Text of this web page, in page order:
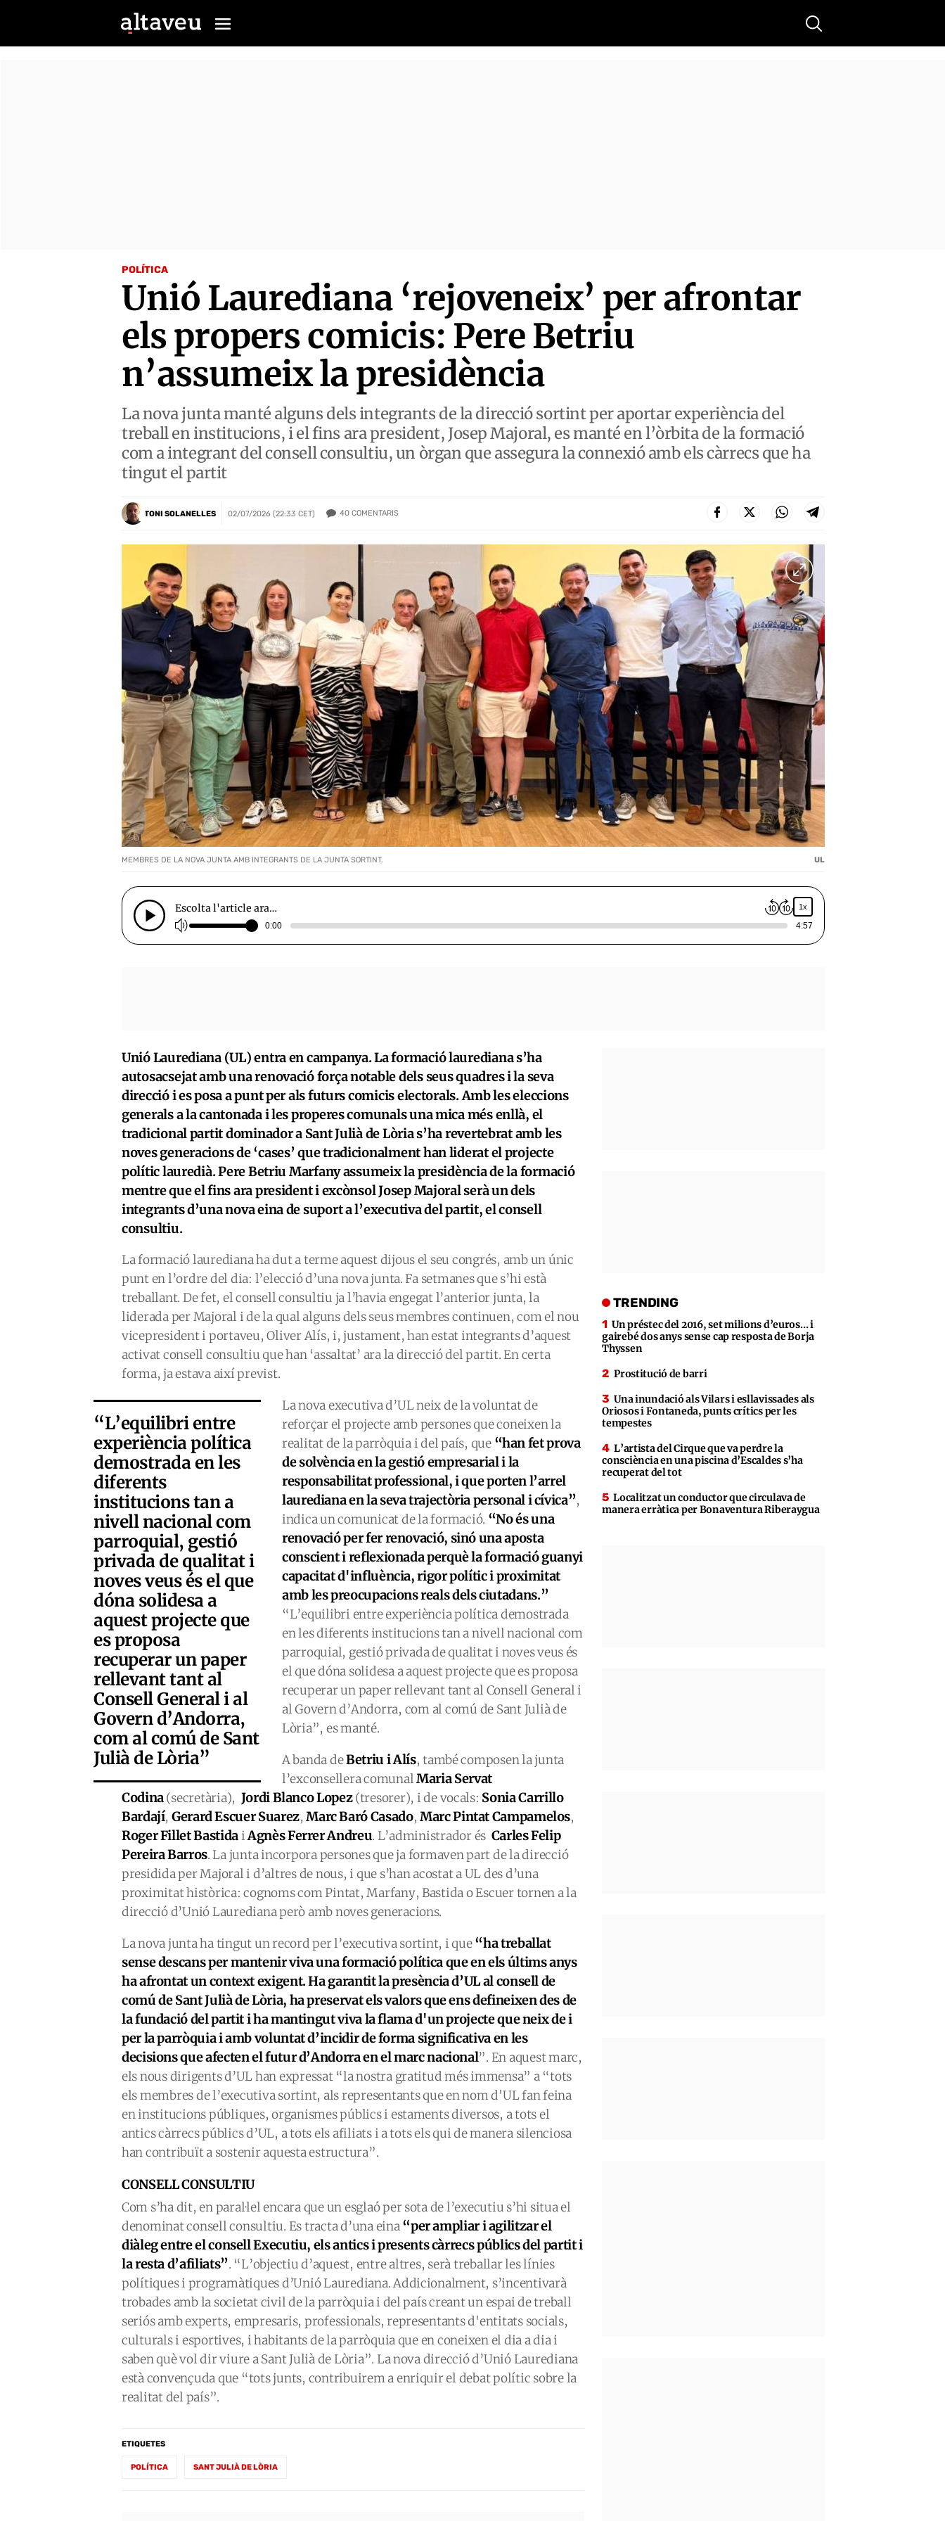
Buscar
POLÍTICA
Unió Laurediana ‘rejoveneix’ per afrontar
els propers comicis: Pere Betriu
n’assumeix la presidència
La nova junta manté alguns dels integrants de la direcció sortint per aportar experiència del
treball en institucions, i el fins ara president, Josep Majoral, es manté en l’òrbita de la formació
com a integrant del consell consultiu, un òrgan que assegura la connexió amb els càrrecs que ha
tingut el partit
TONI SOLANELLES 02/07/2026 (22:33 CET) 40 COMENTARIS
MEMBRES DE LA NOVA JUNTA AMB INTEGRANTS DE LA JUNTA SORTINT. UL
Escolta l'article ara… 1x
0:00 4:57
Unió Laurediana (UL) entra en campanya. La formació laurediana s’ha
autosacsejat amb una renovació força notable dels seus quadres i la seva
direcció i es posa a punt per als futurs comicis electorals. Amb les eleccions
generals a la cantonada i les properes comunals una mica més enllà, el
tradicional partit dominador a Sant Julià de Lòria s’ha revertebrat amb les
noves generacions de ‘cases’ que tradicionalment han liderat el projecte
polític lauredià. Pere Betriu Marfany assumeix la presidència de la formació
mentre que el fins ara president i excònsol Josep Majoral serà un dels
integrants d’una nova eina de suport a l’executiva del partit, el consell
consultiu.
La formació laurediana ha dut a terme aquest dijous el seu congrés, amb un únic
punt en l’ordre del dia: l’elecció d’una nova junta. Fa setmanes que s’hi està
treballant. De fet, el consell consultiu ja l’havia engegat l’anterior junta, la
liderada per Majoral i de la qual alguns dels seus membres continuen, com el nou
vicepresident i portaveu, Oliver Alís, i, justament, han estat integrants d’aquest
activat consell consultiu que han ‘assaltat’ ara la direcció del partit. En certa
forma, ja estava així previst.
“L’equilibri entre
experiència política
demostrada en les
diferents
institucions tan a
nivell nacional com
parroquial, gestió
privada de qualitat i
noves veus és el que
dóna solidesa a
aquest projecte que
es proposa
recuperar un paper
rellevant tant al
Consell General i al
Govern d’Andorra,
com al comú de Sant
Julià de Lòria”
La nova executiva d’UL neix de la voluntat de
reforçar el projecte amb persones que coneixen la
realitat de la parròquia i del país, que “han fet prova
de solvència en la gestió empresarial i la
responsabilitat professional, i que porten l’arrel
laurediana en la seva trajectòria personal i cívica”,
indica un comunicat de la formació. “No és una
renovació per fer renovació, sinó una aposta
conscient i reflexionada perquè la formació guanyi
capacitat d'influència, rigor polític i proximitat
amb les preocupacions reals dels ciutadans.”
“L’equilibri entre experiència política demostrada
en les diferents institucions tan a nivell nacional com
parroquial, gestió privada de qualitat i noves veus és
el que dóna solidesa a aquest projecte que es proposa
recuperar un paper rellevant tant al Consell General i
al Govern d’Andorra, com al comú de Sant Julià de
Lòria”, es manté.
A banda deBetriu i Alís, també composen la junta
l’exconsellera comunalMaria Servat
Codina(secretària), Jordi Blanco Lopez(tresorer), i de vocals: Sonia Carrillo
Bardají, Gerard Escuer Suarez,Marc Baró Casado,Marc Pintat Campamelos,
Roger Fillet BastidaiAgnès Ferrer Andreu. L’administrador és Carles Felip
Pereira Barros. La junta incorpora persones que ja formaven part de la direcció
presidida per Majoral i d’altres de nous, i que s’han acostat a UL des d’una
proximitat històrica: cognoms com Pintat, Marfany, Bastida o Escuer tornen a la
direcció d’Unió Laurediana però amb noves generacions.
La nova junta ha tingut un record per l’executiva sortint, i que“ha treballat
sense descans per mantenir viva una formació política que en els últims anys
ha afrontat un context exigent. Ha garantit la presència d’UL al consell de
comú de Sant Julià de Lòria, ha preservat els valors que ens defineixen des de
la fundació del partit i ha mantingut viva la flama d'un projecte que neix de i
per la parròquia i amb voluntat d’incidir de forma significativa en les
decisions que afecten el futur d’Andorra en el marc nacional”. En aquest marc,
els nous dirigents d’UL han expressat “la nostra gratitud més immensa” a “tots
els membres de l’executiva sortint, als representants que en nom d'UL fan feina
en institucions públiques, organismes públics i estaments diversos, a tots el
antics càrrecs públics d’UL, a tots els afiliats i a tots els qui de manera silenciosa
han contribuït a sostenir aquesta estructura”.
CONSELL CONSULTIU
Com s’ha dit, en paral·lel encara que un esglaó per sota de l’executiu s’hi situa el
denominat consell consultiu. Es tracta d’una eina“per ampliar i agilitzar el
diàleg entre el consell Executiu, els antics i presents càrrecs públics del partit i
la resta d’afiliats”. “L’objectiu d’aquest, entre altres, serà treballar les línies
polítiques i programàtiques d’Unió Laurediana. Addicionalment, s’incentivarà
trobades amb la societat civil de la parròquia i del país creant un espai de treball
seriós amb experts, empresaris, professionals, representants d'entitats socials,
culturals i esportives, i habitants de la parròquia que en coneixen el dia a dia i
saben què vol dir viure a Sant Julià de Lòria”. La nova direcció d’Unió Laurediana
està convençuda que “tots junts, contribuirem a enriquir el debat polític sobre la
realitat del país”.
ETIQUETES
POLÍTICA SANT JULIÀ DE LÒRIA
TRENDING
Un préstec del 2016, set milions d’euros… i
gairebé dos anys sense cap resposta de Borja
Thyssen
Prostitució de barri
Una inundació als Vilars i esllavissades als
Oriosos i Fontaneda, punts crítics per les
tempestes
L’artista del Cirque que va perdre la
consciència en una piscina d’Escaldes s’ha
recuperat del tot
Localitzat un conductor que circulava de
manera erràtica per Bonaventura Riberaygua